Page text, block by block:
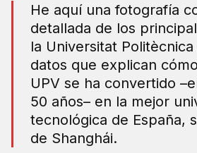
He aquí una fotografía
detallada de los
la Universitat
datos que explican
UPV se ha convertido
50 años– en la mejor
tecnológica de España,
de Shanghái.